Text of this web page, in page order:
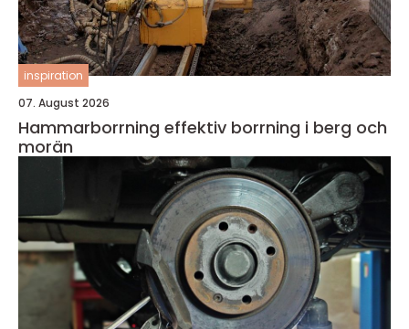
inspiration
07. August 2026
Hammarborrning effektiv borrning i berg och
morän